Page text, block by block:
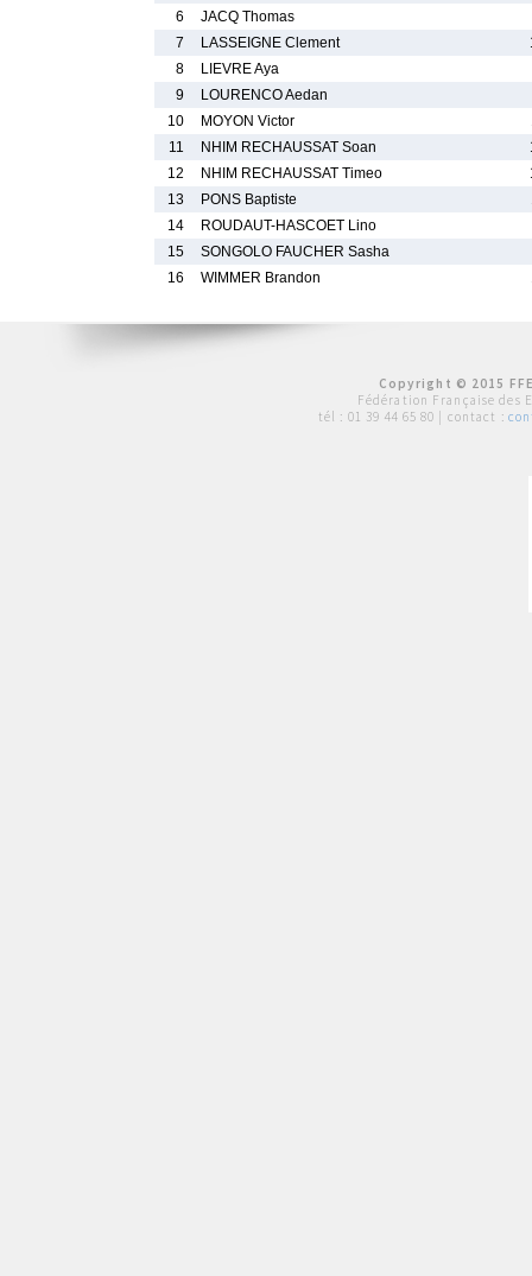
6
JACQ Thomas
7
LASSEIGNE Clement
8
LIEVRE Aya
9
LOURENCO Aedan
10
MOYON Victor
11
NHIM RECHAUSSAT Soan
12
NHIM RECHAUSSAT Timeo
13
PONS Baptiste
14
ROUDAUT-HASCOET Lino
15
SONGOLO FAUCHER Sasha
16
WIMMER Brandon
Copyright © 2015
Fédération Française des
tél : 01 39 44 65 80 | contact :